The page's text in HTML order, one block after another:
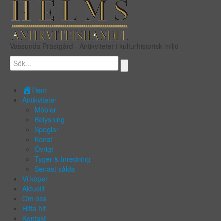
Vassunda Prästgård - Antikviteter i kulturhistorisk miljö
Hem
Antikviteter
Möbler
Belysning
Speglar
Konst
Övrigt
Tyger & Inredning
Senast sålda
Vi köper
Aktuellt
Om oss
Hitta hit
Kontakt